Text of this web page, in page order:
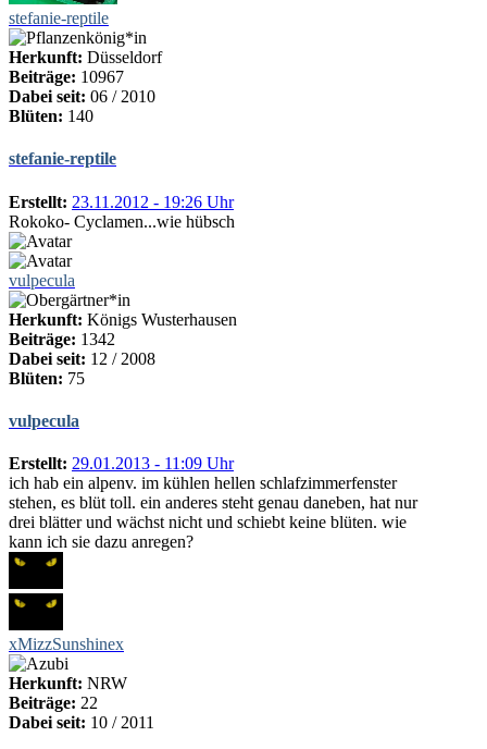
stefanie-reptile
Herkunft: Düsseldorf
Beiträge: 10967
Dabei seit: 06 / 2010
Blüten: 140
stefanie-reptile
Erstellt: 23.11.2012 - 19:26 Uhr
Rokoko- Cyclamen...wie hübsch
vulpecula
Herkunft: Königs Wusterhausen
Beiträge: 1342
Dabei seit: 12 / 2008
Blüten: 75
vulpecula
Erstellt: 29.01.2013 - 11:09 Uhr
ich hab ein alpenv. im kühlen hellen schlafzimmerfenster
stehen, es blüt toll. ein anderes steht genau daneben, hat nur
drei blätter und wächst nicht und schiebt keine blüten. wie
kann ich sie dazu anregen?
xMizzSunshinex
Herkunft: NRW
Beiträge: 22
Dabei seit: 10 / 2011